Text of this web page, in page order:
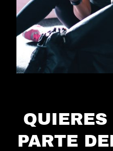
QUIERES
PARTE